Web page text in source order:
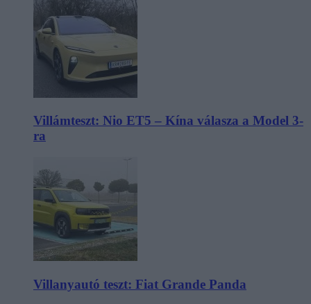
Villámteszt: Nio ET5 – Kína válasza a Model 3-
ra
Villanyautó teszt: Fiat Grande Panda